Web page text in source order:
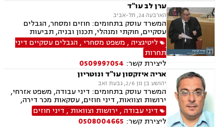
ערן לב עו"ד
הארבעה 24, תל-אביב
המשרד עוסק בתחומים: חוזים ומסחר, הגבלים
עסקיים, חוקתי ומנהלי, תכנון ובניה, תביעות
יצוגיות, דיני תקשורת ואינטרנט, לשון הרע.
ליטיגציה , משפט מסחרי, הגבלים עסקיים דיני
תחרות
ליצירת קשר: 0509997054
אריה איזקסון עו"ד ונוטריון
יהושע בן נון 2/6, גבעת זאב
המשרד עוסק בתחומים: דיני עבודה, משפט אזרחי,
ירושות וצוואות, דיני חוזים, עסקאות מכר דירה,
נוטריון וייפוי כוח מתמשך.
דיני עבודה , ירושות וצוואות , דיני חוזים
ליצירת קשר: 0508004665